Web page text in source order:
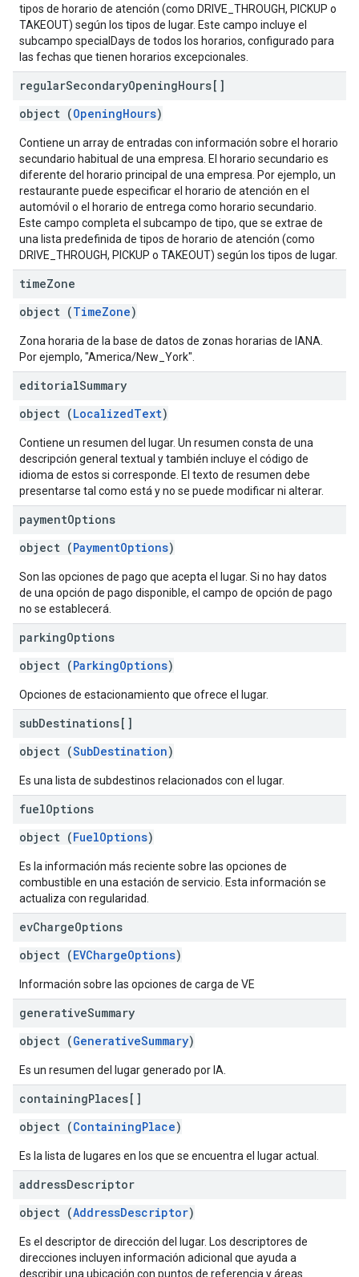
tipos de horario de atención (como DRIVE_THROUGH, PICKUP o
TAKEOUT) según los tipos de lugar. Este campo incluye el
subcampo specialDays de todos los horarios, configurado para
las fechas que tienen horarios excepcionales.
regularSecondaryOpeningHours[]
object (OpeningHours)
Contiene un array de entradas con información sobre el horario
secundario habitual de una empresa. El horario secundario es
diferente del horario principal de una empresa. Por ejemplo, un
restaurante puede especificar el horario de atención en el
automóvil o el horario de entrega como horario secundario.
Este campo completa el subcampo de tipo, que se extrae de
una lista predefinida de tipos de horario de atención (como
DRIVE_THROUGH, PICKUP o TAKEOUT) según los tipos de lugar.
timeZone
object (TimeZone)
Zona horaria de la base de datos de zonas horarias de IANA.
Por ejemplo, "America/New_York".
editorialSummary
object (LocalizedText)
Contiene un resumen del lugar. Un resumen consta de una
descripción general textual y también incluye el código de
idioma de estos si corresponde. El texto de resumen debe
presentarse tal como está y no se puede modificar ni alterar.
paymentOptions
object (PaymentOptions)
Son las opciones de pago que acepta el lugar. Si no hay datos
de una opción de pago disponible, el campo de opción de pago
no se establecerá.
parkingOptions
object (ParkingOptions)
Opciones de estacionamiento que ofrece el lugar.
subDestinations[]
object (SubDestination)
Es una lista de subdestinos relacionados con el lugar.
fuelOptions
object (FuelOptions)
Es la información más reciente sobre las opciones de
combustible en una estación de servicio. Esta información se
actualiza con regularidad.
evChargeOptions
object (EVChargeOptions)
Información sobre las opciones de carga de VE
generativeSummary
object (GenerativeSummary)
Es un resumen del lugar generado por IA.
containingPlaces[]
object (ContainingPlace)
Es la lista de lugares en los que se encuentra el lugar actual.
addressDescriptor
object (AddressDescriptor)
Es el descriptor de dirección del lugar. Los descriptores de
direcciones incluyen información adicional que ayuda a
describir una ubicación con puntos de referencia y áreas.